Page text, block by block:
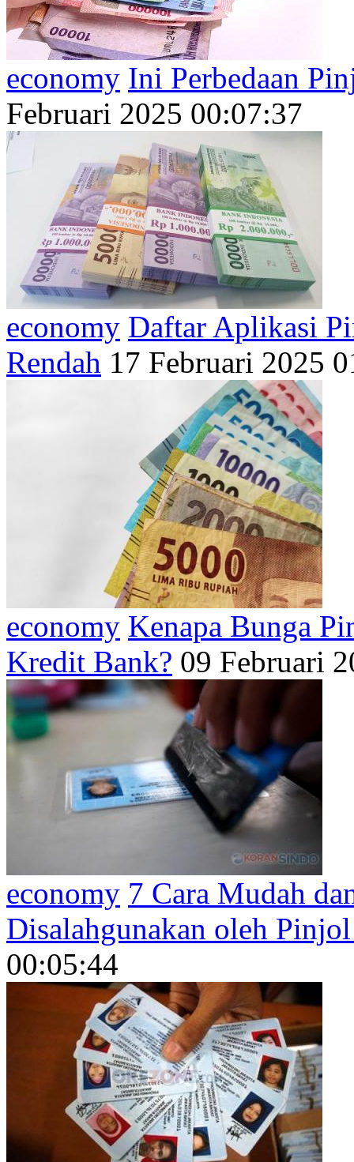
economy Ini Perbedaan
Februari 2025 00:07:37
economy Daftar Aplikasi
Rendah 17 Februari 2025
economy Kenapa Bunga
Kredit Bank? 09 Februari
economy 7 Cara Mudah
Disalahgunakan oleh
00:05:44